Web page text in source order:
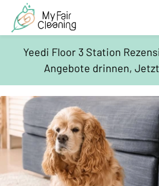
Yeedi Floor 3 Station
Angebote drinnen,